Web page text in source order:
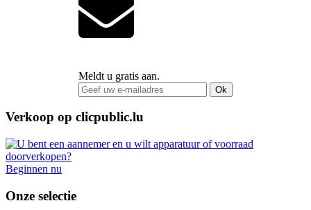
Meldt u gratis aan.
Ok
Verkoop op clicpublic.lu
Beginnen nu
Onze selectie